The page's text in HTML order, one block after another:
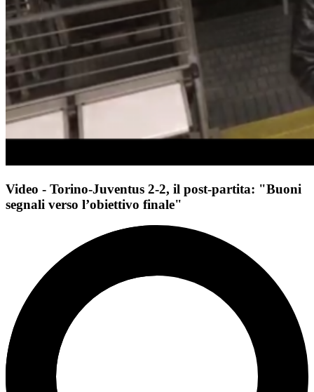
Video - Torino-Juventus 2-2, il post-partita: "Buoni
segnali verso l’obiettivo finale"